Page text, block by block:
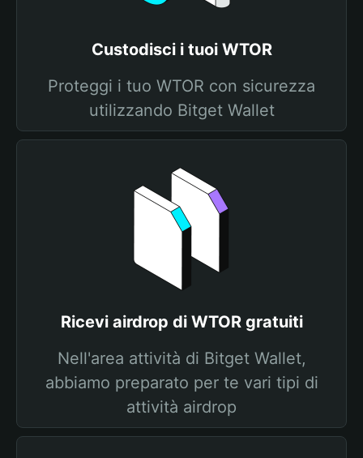
Custodisci i tuoi WTOR
Proteggi i tuo WTOR con sicurezza
utilizzando Bitget Wallet
Ricevi airdrop di WTOR gratuiti
Nell'area attività di Bitget Wallet,
abbiamo preparato per te vari tipi di
attività airdrop